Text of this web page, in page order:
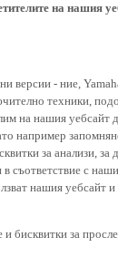
на нашия
версии - ние,
техники,
на нашия уебсайт
например
за анализи, за
съответствие с
нашия
бисквитки за